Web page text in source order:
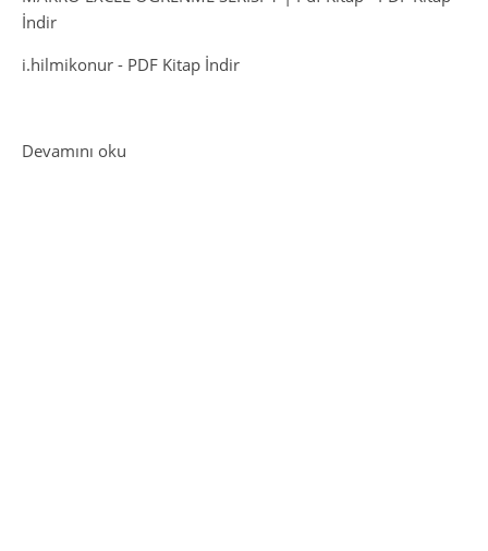
İndir
i.hilmikonur - PDF Kitap İndir
Devamını oku